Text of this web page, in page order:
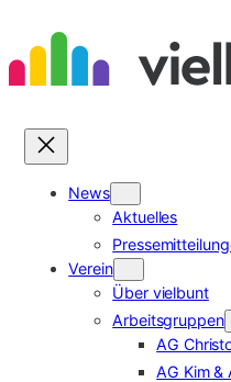
Inhalt
springen
News
Aktuelles
Verein
Über vielbunt
Arbeitsgruppen
AG
AG Kim &